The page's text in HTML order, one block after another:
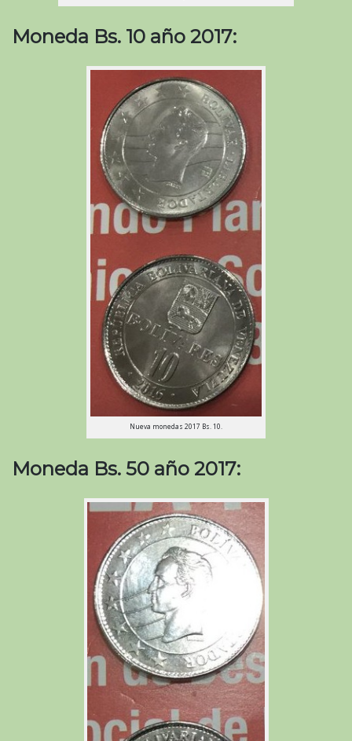
Moneda Bs. 10 año 2017:
Nueva monedas 2017 Bs. 10.
Moneda Bs. 50 año 2017: